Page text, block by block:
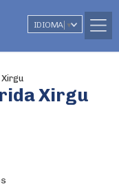
IDIOMA ▼
Xirgu